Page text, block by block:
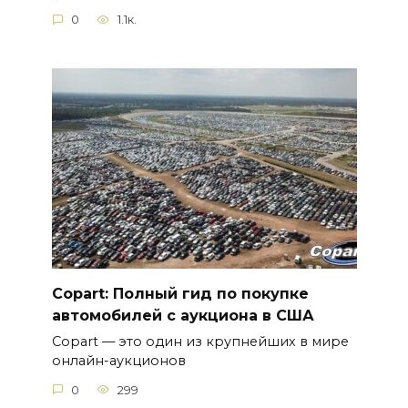
0 1.1к.
Copart: Полный гид по покупке
автомобилей с аукциона в США
Copart — это один из крупнейших в мире
онлайн-аукционов
0 299